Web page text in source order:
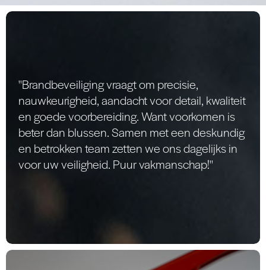
"Brandbeveiliging vraagt om precisie,
nauwkeurigheid, aandacht voor detail, kwaliteit
en goede voorbereiding. Want voorkomen is
beter dan blussen. Samen met een deskundig
en betrokken team zetten we ons dagelijks in
voor uw veiligheid. Puur vakmanschap!"